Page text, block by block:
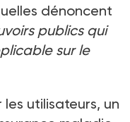
dénoncent
publics qui
sur le
utilisateurs, un